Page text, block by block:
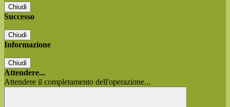
Chiudi
Successo
Chiudi
Informazione
Chiudi
Attendere...
Attendere il completamento dell'operazione...